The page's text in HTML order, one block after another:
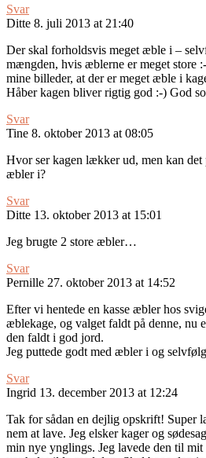
Svar
Ditte 8. juli 2013 at 21:40
Der skal forholdsvis meget æble i –
mængden, hvis æblerne er meget store
mine billeder, at der er meget æble i
Håber kagen bliver rigtig god :-) God
Svar
Tine 8. oktober 2013 at 08:05
Hvor ser kagen lækker ud, men kan det
æbler i?
Svar
Ditte 13. oktober 2013 at 15:01
Jeg brugte 2 store æbler…
Svar
Pernille 27. oktober 2013 at 14:52
Efter vi hentede en kasse æbler hos
æblekage, og valget faldt på denne, nu
den faldt i god jord.
Jeg puttede godt med æbler i og
Svar
Ingrid 13. december 2013 at 12:24
Tak for sådan en dejlig opskrift! Super
nem at lave. Jeg elsker kager og
min nye ynglings. Jeg lavede den til